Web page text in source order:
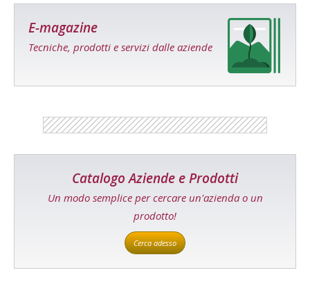
E-magazine
Tecniche, prodotti e servizi dalle aziende
Catalogo Aziende e Prodotti
Un modo semplice per cercare un'azienda o un
prodotto!
Cerca adesso